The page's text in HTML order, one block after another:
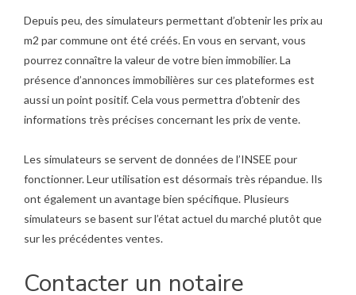
Depuis peu, des simulateurs permettant d’obtenir les prix au
m2 par commune ont été créés. En vous en servant, vous
pourrez connaître la valeur de votre bien immobilier. La
présence d’annonces immobilières sur ces plateformes est
aussi un point positif. Cela vous permettra d’obtenir des
informations très précises concernant les prix de vente.
Les simulateurs se servent de données de l’INSEE pour
fonctionner. Leur utilisation est désormais très répandue. Ils
ont également un avantage bien spécifique. Plusieurs
simulateurs se basent sur l’état actuel du marché plutôt que
sur les précédentes ventes.
Contacter un notaire